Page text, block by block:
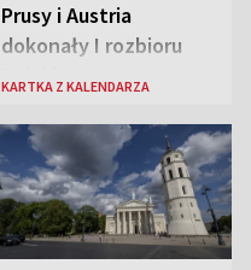
Prusy i Austria
dokonały I rozbioru
Polski
KARTKA Z KALENDARZA